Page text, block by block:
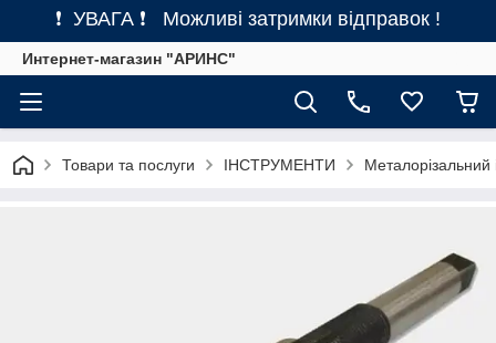
❗ УВАГА ❗ Можливі затримки відправок !
Интернет-магазин "АРИНС"
Товари та послуги ІНСТРУМЕНТИ Металорізальний